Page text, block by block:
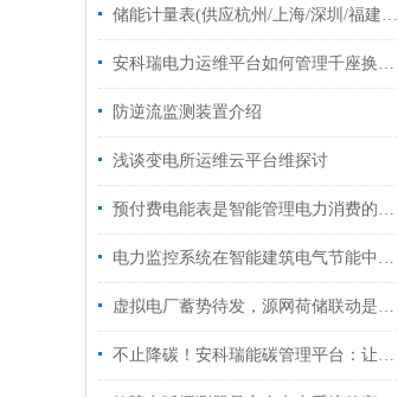
储能计量表(供应杭州/上海/深圳/福建等地)
安科瑞电力运维平台如何管理千座换电站的电力数据？
防逆流监测装置介绍
浅谈变电所运维云平台维探讨
预付费电能表是智能管理电力消费的未来之一
电力监控系统在智能建筑电气节能中的应用
虚拟电厂蓄势待发，源网荷储联动是新型电力系统必然选择
不止降碳！安科瑞能碳管理平台：让绿色工厂评价变成 “数据说话”